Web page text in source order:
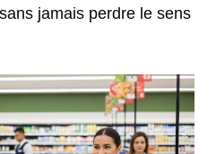
jamais perdre le sens